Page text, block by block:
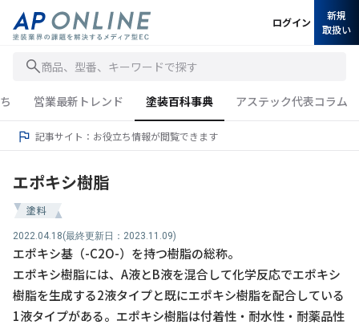
商品、型番、キーワードで探す
ログイン
新規
取扱い
営業最新トレンド 塗装百科事典 アステック代表コラム
記事サイト：お役立ち情報が閲覧できます
エポキシ樹脂
塗料
2022.04.18(最終更新日：2023.11.09)
エポキシ基（-C2O-）を持つ樹脂の総称。
エポキシ樹脂には、A液とB液を混合して化学反応でエポキシ
樹脂を生成する2液タイプと既にエポキシ樹脂を配合している
1液タイプがある。エポキシ樹脂は付着性・耐水性・耐薬品性